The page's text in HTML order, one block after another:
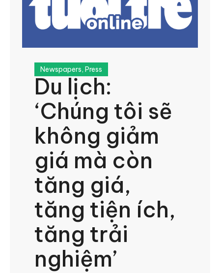
Newspapers, Press
Du lịch:
‘Chúng tôi sẽ
không giảm
giá mà còn
tăng giá,
tăng tiện ích,
tăng trải
nghiệm’